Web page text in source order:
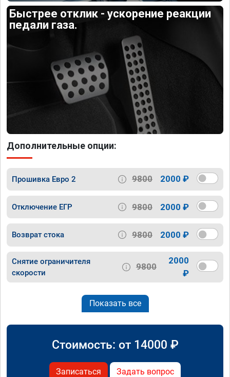
Быстрее отклик - ускорение реакции
педали газа.
Дополнительные опции:
Прошивка Евро 2 9800 2000 ₽
Отключение ЕГР 9800 2000 ₽
Возврат стока 9800 2000 ₽
Снятие ограничителя
скорости
9800
2000
₽
Показать все
Стоимость: от 14000 ₽
Записаться Задать вопрос